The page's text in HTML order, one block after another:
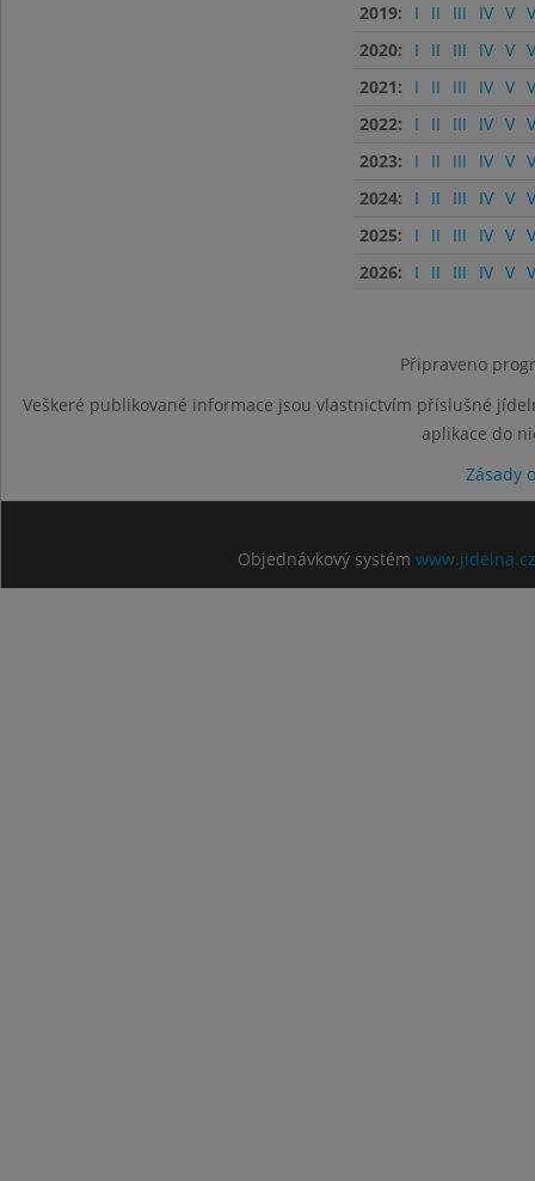
2019:
I II III IV V
2020:
I II III IV V
2021:
I II III IV V
2022:
I II III IV V
2023:
I II III IV V
2024:
I II III IV V
2025:
I II III IV V
2026:
I II III IV V
Připraveno
Veškeré publikované informace jsou vlastnictvím příslušné
aplikace do
Zásady
Objednávkový systém www.jidelna.cz